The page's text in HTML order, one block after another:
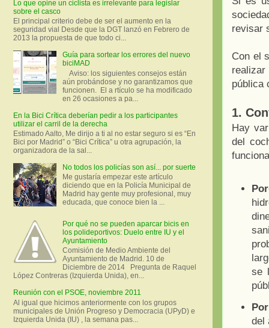
revisar
Con el
realizar
pública
1.
Hay
del
se
del
Lo que opine un ciclista es irrelevante para legislar
sobre el casco
El principal criterio debe de ser el aumento en la
seguridad vial Desde que la DGT lanzó en Febrero de
2013 la propuesta de que todo ci...
Guía para sortear los errores del nuevo
biciMAD
Aviso: los siguientes consejos están
aún probándose y no garantizamos que
funcionen. El a rtículo se ha modificado
en 26 ocasiones a pa...
En la Bici Crítica deberían pedir a los participantes
utilizar el carril de la derecha
Estimado Aalto, Me dirijo a ti al no estar seguro si es “En
Bici por Madrid” o “Bici Crítica” u otra agrupación, la
organizadora de la sal...
No todos los policías son así... por suerte
Me gustaría empezar este artículo
diciendo que en la Policía Municipal de
Madrid hay gente muy profesional, muy
educada, que conoce bien la ...
Por qué no se pueden aparcar bicis en
los polideportivos: Duelo entre IU y el
Ayuntamiento
Comisión de Medio Ambiente del
Ayuntamiento de Madrid. 10 de
Diciembre de 2014 Pregunta de Raquel
López Contreras (Izquierda Unida), en...
Reunión con el PSOE, noviembre 2011
Al igual que hicimos anteriormente con los grupos
municipales de Unión Progreso y Democracia (UPyD) e
Izquierda Unida (IU) , la semana pas...